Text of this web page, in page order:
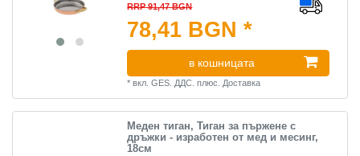
RRP 91,47 BGN
78,41 BGN *
в кошницата
*вкл. GES. ДДС. плюс. Доставка
Меден тиган, Тиган за пържене с
дръжки - изработен от мед и месинг,
18см